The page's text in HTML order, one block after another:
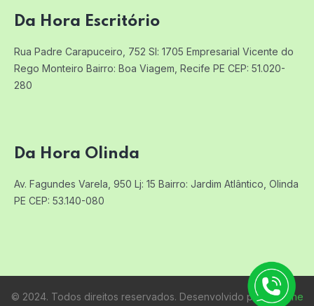
Da Hora Escritório
Rua Padre Carapuceiro, 752 Sl: 1705 Empresarial Vicente do
Rego Monteiro Bairro: Boa Viagem, Recife PE CEP: 51.020-
280
Da Hora Olinda
Av. Fagundes Varela, 950 Lj: 15 Bairro: Jardim Atlântico, Olinda
PE CEP: 53.140-080
© 2024. Todos direitos reservados. Desenvolvido por:Raifone